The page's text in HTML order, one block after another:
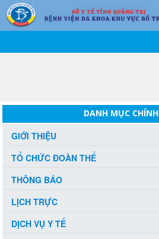
DANH MỤC CHÍNH
GIỚI THIỆU
TỔ CHỨC ĐOÀN THỂ
THÔNG BÁO
LỊCH TRỰC
DỊCH VỤ Y TẾ